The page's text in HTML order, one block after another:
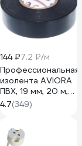
144 ₽7.2 ₽/м
Профессиональная
изолента AVIORA
ПВХ, 19 мм, 20 м,
черная 305-030
4.7(349)